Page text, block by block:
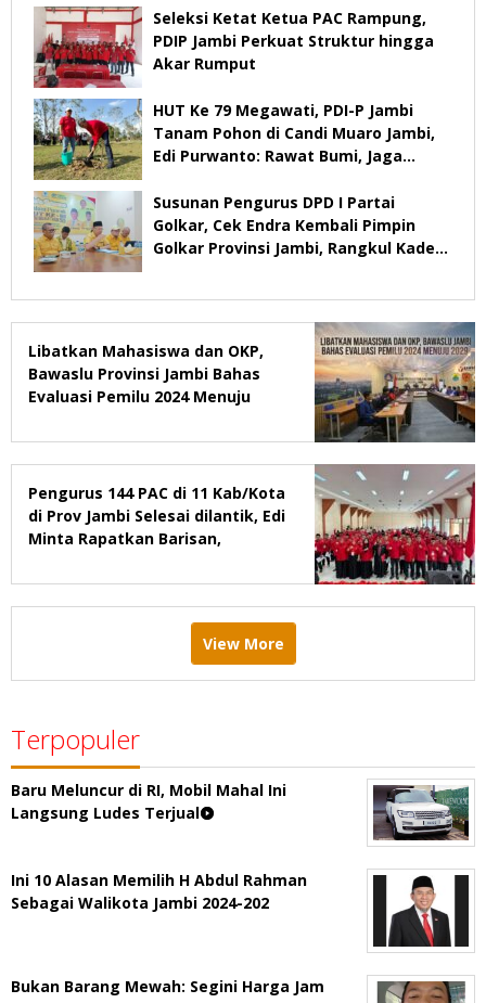
Seleksi Ketat Ketua PAC Rampung,
PDIP Jambi Perkuat Struktur hingga
Akar Rumput
HUT Ke 79 Megawati, PDI-P Jambi
Tanam Pohon di Candi Muaro Jambi,
Edi Purwanto: Rawat Bumi, Jaga
Susunan Pengurus DPD I Partai
Golkar, Cek Endra Kembali Pimpin
Golkar Provinsi Jambi, Rangkul Kader
Libatkan Mahasiswa dan OKP,
Bawaslu Provinsi Jambi Bahas
Evaluasi Pemilu 2024 Menuju
Pengurus 144 PAC di 11 Kab/Kota
di Prov Jambi Selesai dilantik, Edi
Minta Rapatkan Barisan,
View More
Terpopuler
Baru Meluncur di RI, Mobil Mahal Ini
Langsung Ludes Terjual
Ini 10 Alasan Memilih H Abdul Rahman
Sebagai Walikota Jambi 2024-202
Bukan Barang Mewah: Segini Harga Jam